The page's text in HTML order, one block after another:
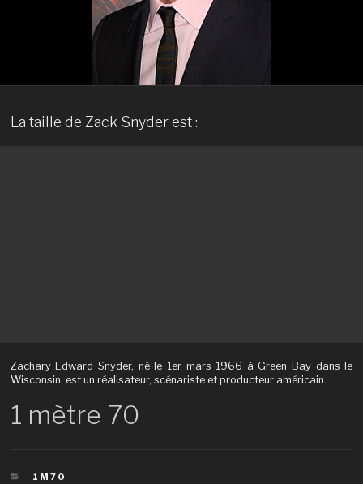
La taille de Zack Snyder est :
Zachary Edward Snyder, né le 1er mars 1966 à Green Bay dans le
Wisconsin, est un réalisateur, scénariste et producteur américain.
1 mètre 70
CATÉGORIES
1M70